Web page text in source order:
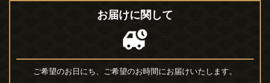
お届けに関して
ご希望のお日にち、ご希望のお時間にお届けいたします。